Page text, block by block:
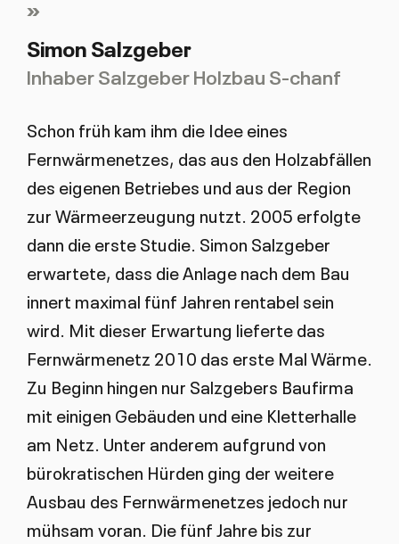
Simon Salzgeber
Inhaber Salzgeber Holzbau S-chanf
Schon früh kam ihm die Idee eines
Fernwärmenetzes, das aus den Holzabfällen
des eigenen Betriebes und aus der Region
zur Wärmeerzeugung nutzt. 2005 erfolgte
dann die erste Studie. Simon Salzgeber
erwartete, dass die Anlage nach dem Bau
innert maximal fünf Jahren rentabel sein
wird. Mit dieser Erwartung lieferte das
Fernwärmenetz 2010 das erste Mal Wärme.
Zu Beginn hingen nur Salzgebers Baufirma
mit einigen Gebäuden und eine Kletterhalle
am Netz. Unter anderem aufgrund von
bürokratischen Hürden ging der weitere
Ausbau des Fernwärmenetzes jedoch nur
mühsam voran. Die fünf Jahre bis zur